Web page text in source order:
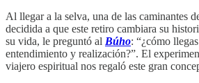
Al llegar a la selva, una de las caminantes
decidida a que este retiro cambiara su
su vida, le preguntó al Búho: “¿cómo
entendimiento y realización?”. El
viajero espiritual nos regaló este gran